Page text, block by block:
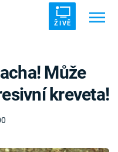
ŽIVĚ
Může
kreveta!